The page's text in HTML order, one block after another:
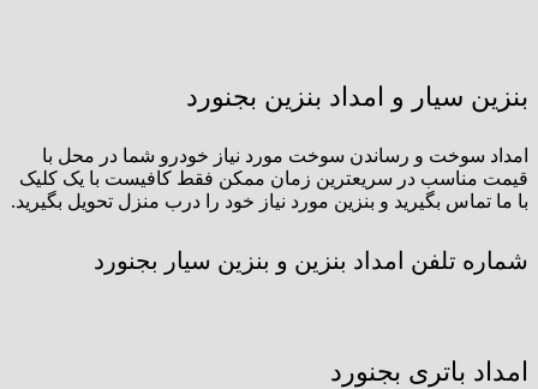
بنزین سیار و امداد بنزین بجنورد
امداد سوخت و رساندن سوخت مورد نیاز خودرو شما در محل با
قیمت مناسب در سریعترین زمان ممکن فقط کافیست با یک کلیک
با ما تماس بگیرید و بنزین مورد نیاز خود را درب منزل تحویل بگیرید.
شماره تلفن امداد بنزین و بنزین سیار بجنورد
امداد باتری بجنورد